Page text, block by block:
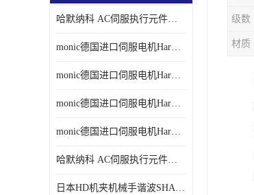
哈默纳科 AC伺服执行元件扁平型SHA系列 议价
monic德国进口伺服电机Har中国总代理单价
monic德国进口伺服电机Har中国总代理代理
monic德国进口伺服电机Har中国总代理公司
monic德国进口伺服电机Har中国总代理供应
哈默纳科 AC伺服执行元件扁平型SHA系列
日本HD机夹机械手谐波SHA32A120CG-B12B
级数
材质